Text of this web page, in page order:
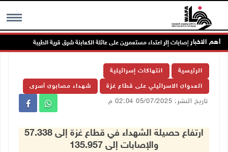
MENU أهم الاخبار
‏3 إصابات إثر اعتداء مستعمرين على عائلة الكعابنة شرق قرية الطيبة
الرئيسية انتهاكات إسرائيلية
العدوان الاسرائيلي على قطاع غزة شهداء مصابون أسرى
تاريخ النشر: 05/07/2025 02:04 م
ارتفاع حصيلة الشهداء في قطاع غزة إلى 57.338
والإصابات إلى 135.957